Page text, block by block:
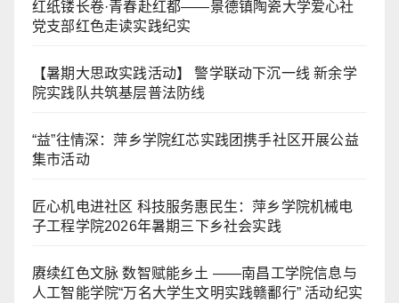
红纸镂长卷·青春赴红都——景德镇陶瓷大学爱心社
党支部红色走读实践纪实
【暑期大思政实践活动】 警学联动下沉一线 新余学
院实践队共筑基层普法防线
“益”往情深：萍乡学院红芯实践团携手社区开展公益
集市活动
匠心机电进社区 科技服务惠民生：萍乡学院机械电
子工程学院2026年暑期三下乡社会实践
赓续红色文脉 数智赋能乡土 ——南昌工学院信息与
人工智能学院“万名大学生文明实践赣鄱行” 活动纪实